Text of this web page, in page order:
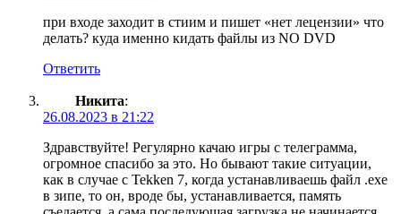
при входе заходит в стиим и пишет «нет лецензии» что
делать? куда именно кидать файлы из NO DVD
Ответить
Никита:
26.08.2023 в 21:22
Здравствуйте! Регулярно качаю игры с телеграмма,
огромное спасибо за это. Но бывают такие ситуации,
как в случае с Tekken 7, когда устанавливаешь файл .exe
в зипе, то он, вроде бы, устанавливается, память